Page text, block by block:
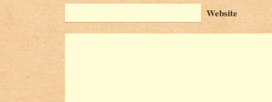
Website